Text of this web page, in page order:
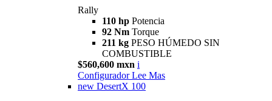
Rally
110 hp Potencia
92 Nm Torque
211 kg PESO HÚMEDO SIN
COMBUSTIBLE
$560,600 mxn i
Configurador Lee Mas
new DesertX 100